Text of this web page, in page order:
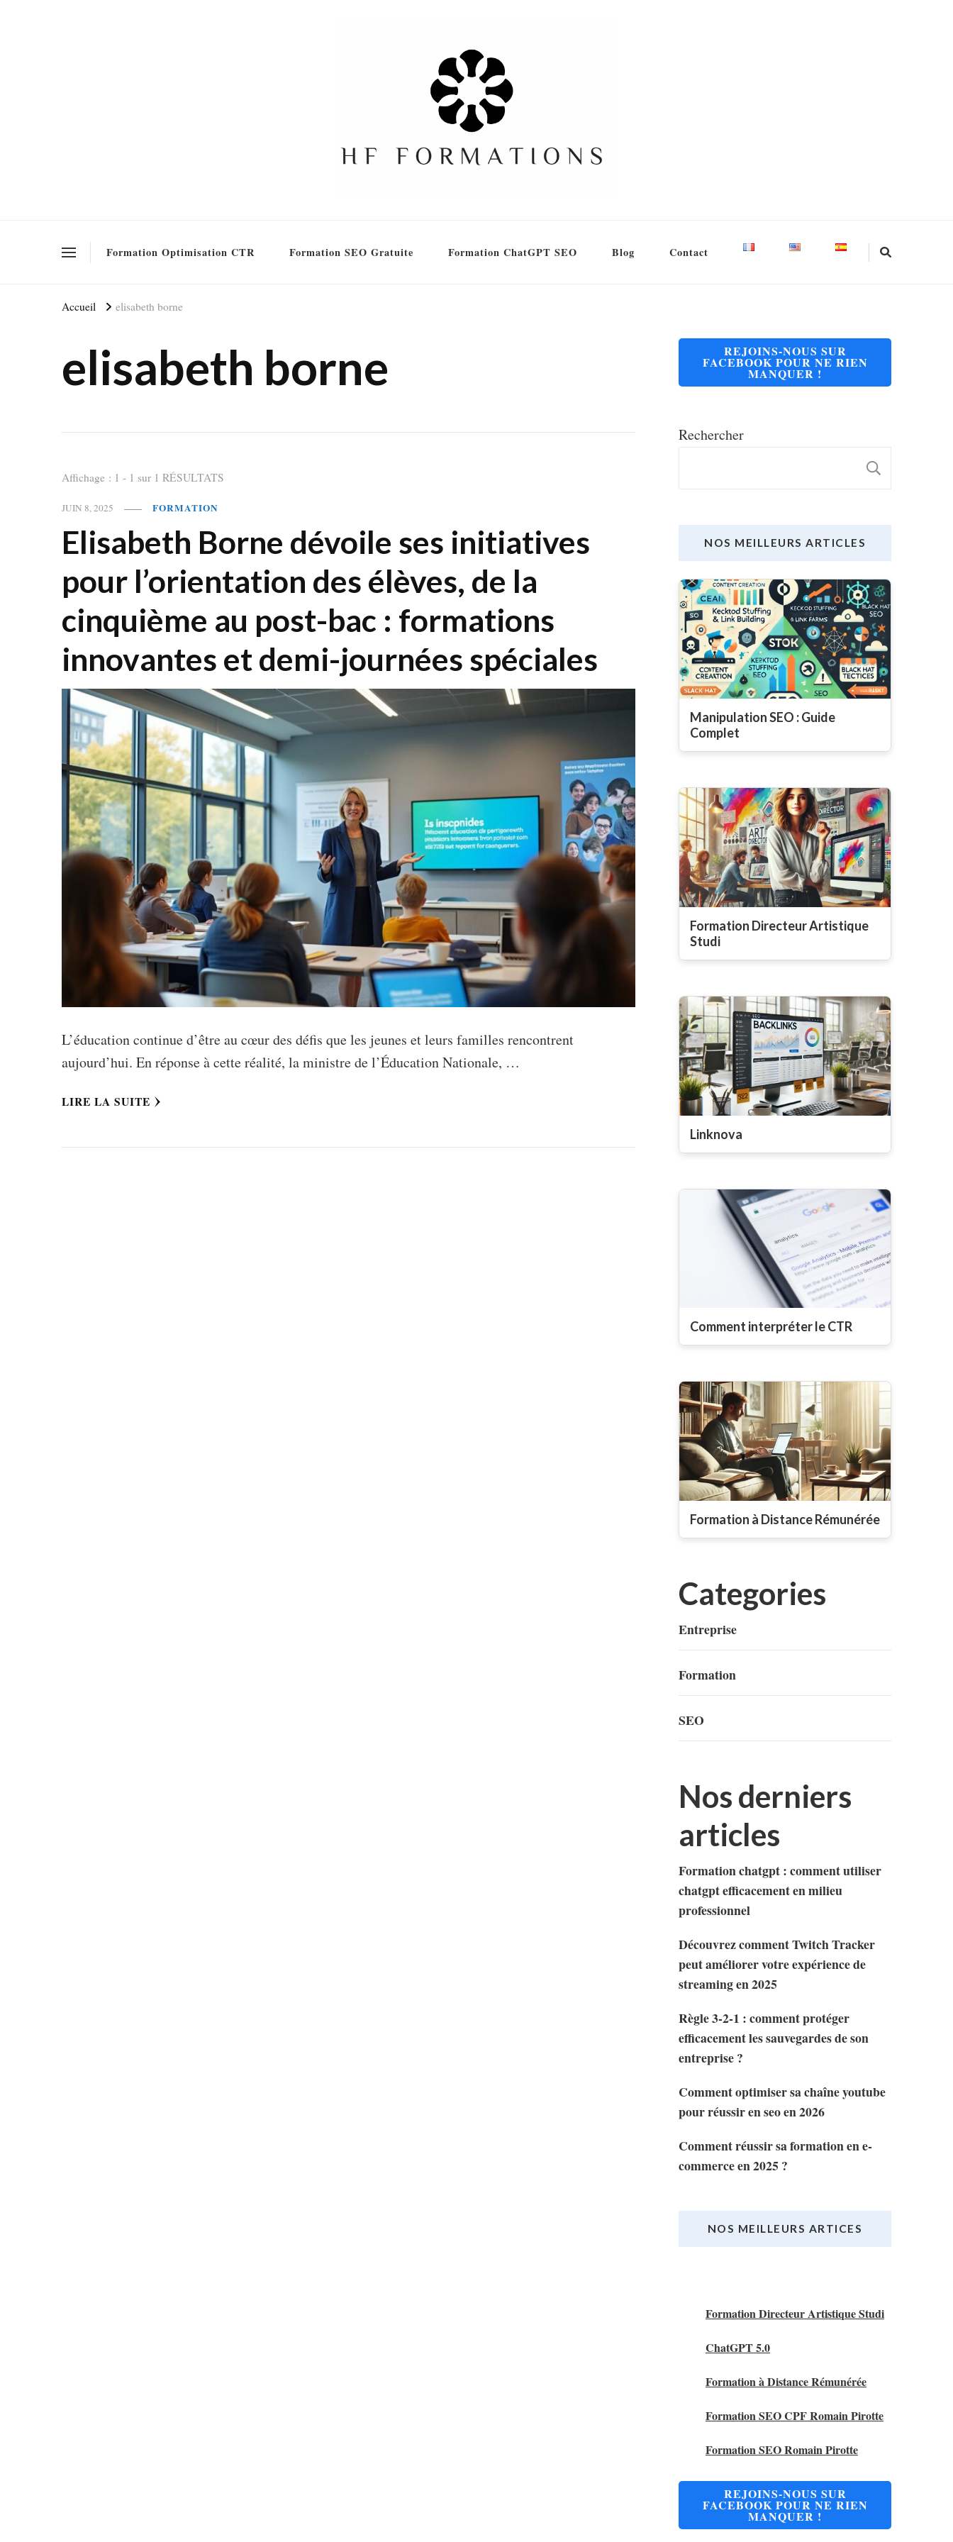
Formation Optimisation CTR Formation SEO Gratuite Formation ChatGPT SEO Blog Contact
Accueil elisabeth borne
elisabeth borne
Affichage : 1 - 1 sur 1 RÉSULTATS
JUIN 8, 2025 FORMATION
Elisabeth Borne dévoile ses initiatives
pour l’orientation des élèves, de la
cinquième au post-bac : formations
innovantes et demi-journées spéciales
L’éducation continue d’être au cœur des défis que les jeunes et leurs familles rencontrent
aujourd’hui. En réponse à cette réalité, la ministre de l’Éducation Nationale, …
LIRE LA SUITE
REJOINS-NOUS SUR
FACEBOOK POUR NE RIEN
MANQUER !
Rechercher
NOS MEILLEURS ARTICLES
Manipulation SEO : Guide
Complet
Formation Directeur Artistique
Studi
Linknova
Comment interpréter le CTR
Formation à Distance Rémunérée
Categories
Entreprise
Formation
SEO
Nos derniers
articles
Formation chatgpt : comment utiliser
chatgpt efficacement en milieu
professionnel
Découvrez comment Twitch Tracker
peut améliorer votre expérience de
streaming en 2025
Règle 3-2-1 : comment protéger
efficacement les sauvegardes de son
entreprise ?
Comment optimiser sa chaîne youtube
pour réussir en seo en 2026
Comment réussir sa formation en e-
commerce en 2025 ?
NOS MEILLEURS ARTICES
Formation Directeur Artistique Studi
ChatGPT 5.0
Formation à Distance Rémunérée
Formation SEO CPF Romain Pirotte
Formation SEO Romain Pirotte
REJOINS-NOUS SUR
FACEBOOK POUR NE RIEN
MANQUER !